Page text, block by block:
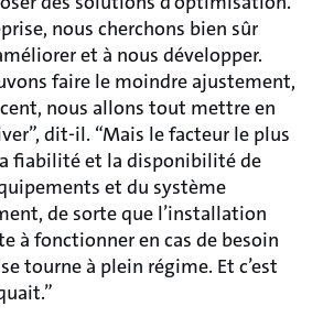
nous cherchons bien sûr
et à nous développer.
faire le moindre ajustement,
nous allons tout mettre en
dit-il. “Mais le facteur le plus
fiabilité et la disponibilité de
et du système
de sorte que l’installation
à fonctionner en cas de besoin
tourne à plein régime. Et c’est